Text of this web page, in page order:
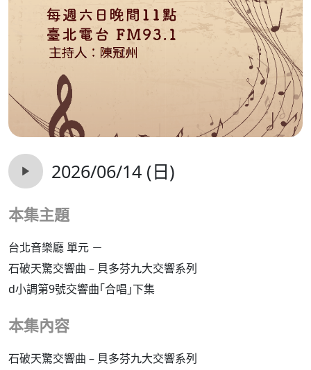
2026/06/14 (日)
本集主題
台北音樂廳 單元 －
石破天驚交響曲 – 貝多芬九大交響系列
d小調第9號交響曲｢合唱｣下集
本集內容
石破天驚交響曲 – 貝多芬九大交響系列